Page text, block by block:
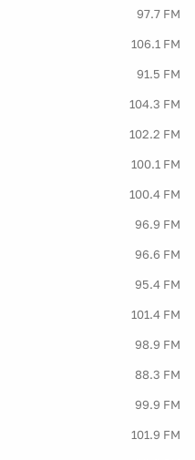
97.7 FM
106.1 FM
91.5 FM
104.3 FM
102.2 FM
100.1 FM
100.4 FM
96.9 FM
96.6 FM
95.4 FM
101.4 FM
98.9 FM
88.3 FM
99.9 FM
101.9 FM